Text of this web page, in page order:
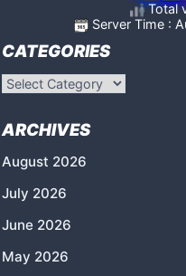
Total
Server Time :
CATEGORIES
Categories
ARCHIVES
August 2026
July 2026
June 2026
May 2026